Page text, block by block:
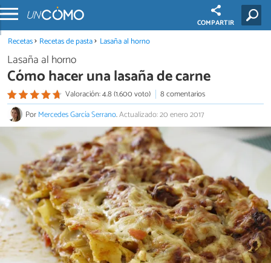
COMPARTIR
Recetas Recetas de pasta Lasaña al horno
Lasaña al horno
Cómo hacer una lasaña de carne
Valoración: 4.8 (1.600 voto)
8 comentarios
PorMercedes García Serrano.Actualizado: 20 enero 2017